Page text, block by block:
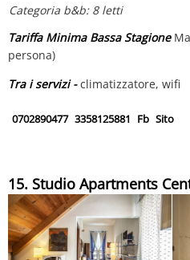
Categoria b&b: 8 letti
Tariffa Minima Bassa Stagione
persona)
Tra i servizi -climatizzatore, wifi
0702890477 3358125881 Fb Sito
15. Studio Apartments